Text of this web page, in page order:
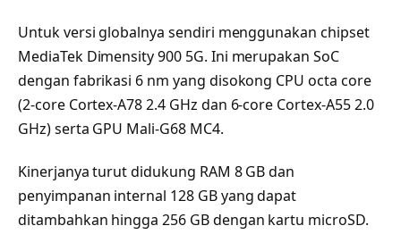
Untuk versi globalnya sendiri menggunakan chipset
MediaTek Dimensity 900 5G. Ini merupakan SoC
dengan fabrikasi 6 nm yang disokong CPU octa core
(2-core Cortex-A78 2.4 GHz dan 6-core Cortex-A55 2.0
GHz) serta GPU Mali-G68 MC4.
Kinerjanya turut didukung RAM 8 GB dan
penyimpanan internal 128 GB yang dapat
ditambahkan hingga 256 GB dengan kartu microSD.